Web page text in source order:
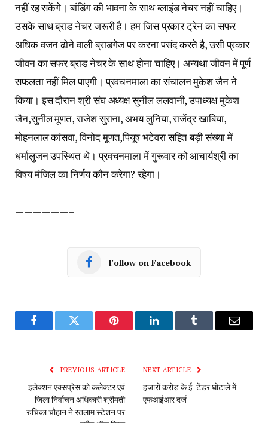
नहीं रह सकेंगे। बांडिंग की भावना के साथ ब्लाइंड नेचर नहीं चाहिए।
उसके साथ ब्राड नेचर जरूरी है। हम जिस प्रकार ट्रेन का सफर
अधिक वजन ढोने वाली ब्राडगेज पर करना पसंद करते है, उसी प्रकार
जीवन का सफर ब्राड नेचर के साथ होना चाहिए। अन्यथा जीवन में पूर्ण
सफलता नहीं मिल पाएगी। प्रवचनमाला का संचालन मुकेश जैन ने
किया। इस दौरान श्री संघ अध्यक्ष सुनील ललवानी, उपाध्यक्ष मुकेश
जैन,सुनील मूणत, राजेश सुराना, अभय लुनिया, राजेंद्र खाबिया,
मोहनलाल कांसवा, विनोद मूणत,पियूष भटेवरा सहित बड़ी संख्या में
धर्मालुजन उपस्थित थे। प्रवचनमाला में गुरूवार को आचार्यश्री का
विषय मंजिल का निर्णय कौन करेगा? रहेगा।
——————–
Follow on Facebook
FacebookTwitter Pinterest LinkedInTumblr Email
PREVIOUS ARTICLE
इलेक्शन एक्सप्रेस को कलेक्टर एवं
जिला निर्वाचन अधिकारी श्रीमती
रुचिका चौहान ने रतलाम स्टेशन पर
NEXT ARTICLE
हजारों करोड़ के ई-टेंडर घोटाले में
एफआईआर दर्ज